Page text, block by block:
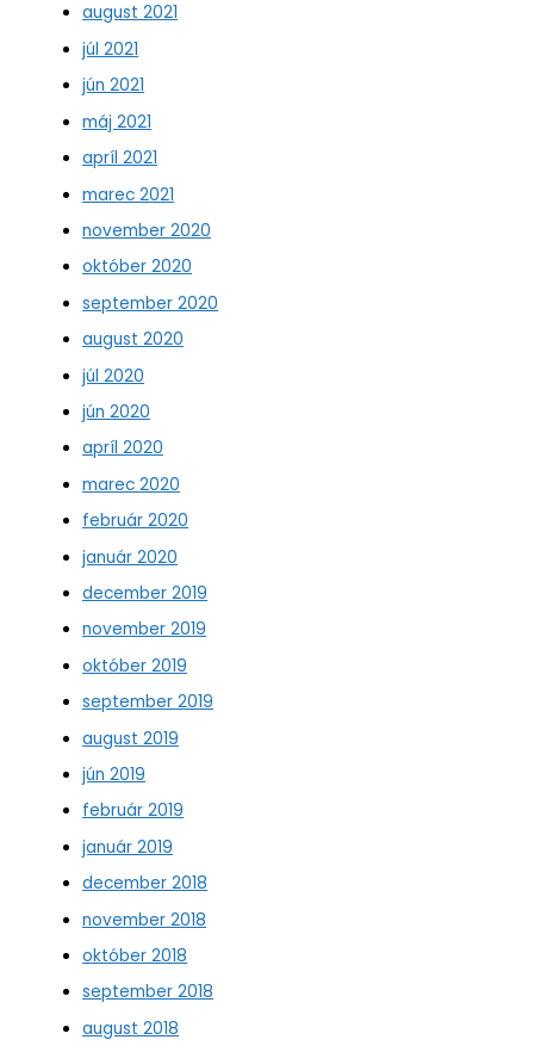
august 2021
júl 2021
jún 2021
máj 2021
apríl 2021
marec 2021
november 2020
október 2020
september 2020
august 2020
júl 2020
jún 2020
apríl 2020
marec 2020
február 2020
január 2020
december 2019
november 2019
október 2019
september 2019
august 2019
jún 2019
február 2019
január 2019
december 2018
november 2018
október 2018
september 2018
august 2018